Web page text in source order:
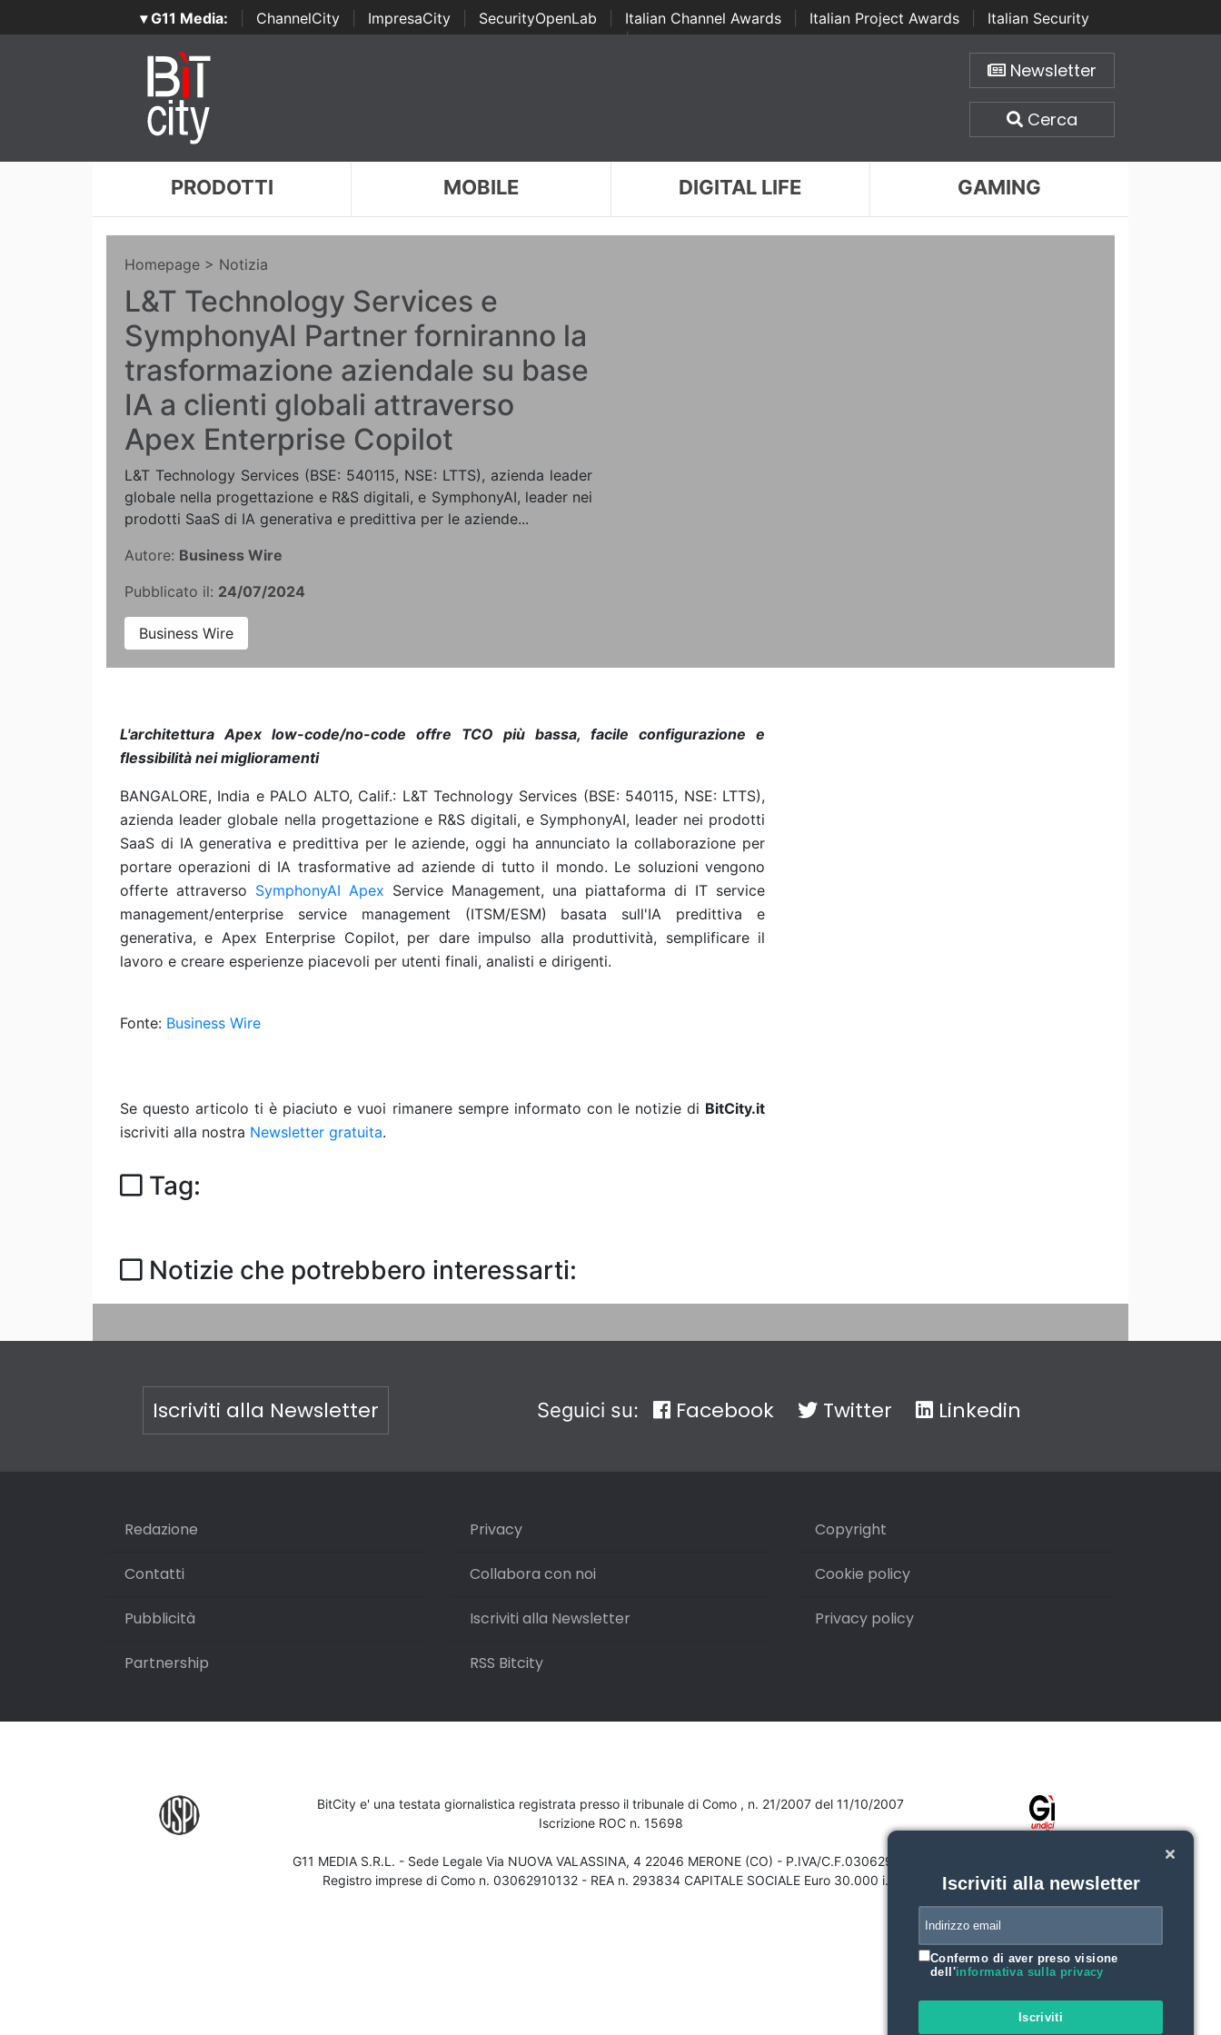
▾ G11 Media: ChannelCity ImpresaCity SecurityOpenLab Italian Channel Awards Italian Project Awards
Italian Security
Awards | ...
Newsletter
Cerca
PRODOTTI MOBILE DIGITAL LIFE GAMING
Homepage > Notizia
L&T Technology Services e
SymphonyAI Partner forniranno la
trasformazione aziendale su base
IA a clienti globali attraverso
Apex Enterprise Copilot
L&T Technology Services (BSE: 540115, NSE: LTTS), azienda leader
globale nella progettazione e R&S digitali, e SymphonyAI, leader nei
prodotti SaaS di IA generativa e predittiva per le aziende...
Autore: Business Wire
Pubblicato il: 24/07/2024
Business Wire
L'architettura Apex low-code/no-code offre TCO più bassa, facile configurazione e
flessibilità nei miglioramenti
BANGALORE, India e PALO ALTO, Calif.: L&T Technology Services (BSE: 540115, NSE: LTTS),
azienda leader globale nella progettazione e R&S digitali, e SymphonyAI, leader nei prodotti
SaaS di IA generativa e predittiva per le aziende, oggi ha annunciato la collaborazione per
portare operazioni di IA trasformative ad aziende di tutto il mondo. Le soluzioni vengono
offerte attraverso SymphonyAI Apex Service Management, una piattaforma di IT service
management/enterprise service management (ITSM/ESM) basata sull'IA predittiva e
generativa, e Apex Enterprise Copilot, per dare impulso alla produttività, semplificare il
lavoro e creare esperienze piacevoli per utenti finali, analisti e dirigenti.
Fonte: Business Wire
Se questo articolo ti è piaciuto e vuoi rimanere sempre informato con le notizie di BitCity.it
iscriviti alla nostra Newsletter gratuita.
Tag:
Notizie che potrebbero interessarti:
Iscriviti alla Newsletter Seguici su: Facebook Twitter Linkedin
Redazione
Contatti
Pubblicità
Partnership
Privacy
Collabora con noi
Iscriviti alla Newsletter
RSS Bitcity
Copyright
Cookie policy
Privacy policy
BitCity e' una testata giornalistica registrata presso il tribunale di Como , n. 21/2007 del 11/10/2007
Iscrizione ROC n. 15698
G11 MEDIA S.R.L. - Sede Legale Via NUOVA VALASSINA, 4 22046 MERONE (CO) - P.IVA/C.F.03062910132
Registro imprese di Como n. 03062910132 - REA n. 293834 CAPITALE SOCIALE Euro 30.000 i.v.
Iscriviti alla newsletter
Confermo di aver preso visione
dell'informativa sulla privacy
Iscriviti